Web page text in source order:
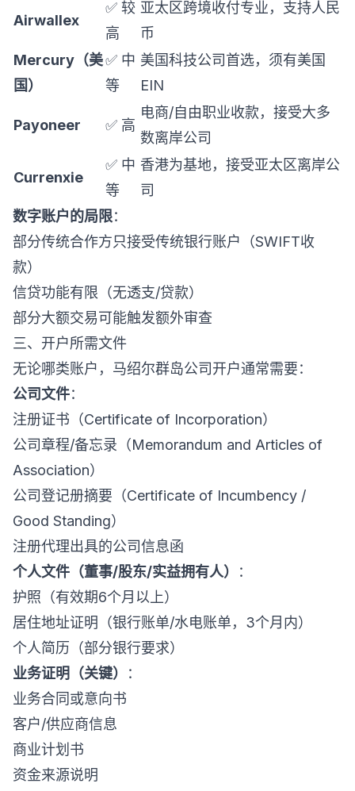
Airwallex
✅ 较
高
亚太区跨境收付专业，支持人民
币
Mercury（美
国）
✅ 中
等
美国科技公司首选，须有美国
EIN
Payoneer ✅ 高
电商/自由职业收款，接受大多
数离岸公司
Currenxie
✅ 中
等
香港为基地，接受亚太区离岸公
司
数字账户的局限：
部分传统合作方只接受传统银行账户（SWIFT收
款）
信贷功能有限（无透支/贷款）
部分大额交易可能触发额外审查
三、开户所需文件
无论哪类账户，马绍尔群岛公司开户通常需要：
公司文件：
注册证书（Certificate of Incorporation）
公司章程/备忘录（Memorandum and Articles of
Association）
公司登记册摘要（Certificate of Incumbency /
Good Standing）
注册代理出具的公司信息函
个人文件（董事/股东/实益拥有人）
：
护照（有效期6个月以上）
居住地址证明（银行账单/水电账单，3个月内）
个人简历（部分银行要求）
业务证明（关键）
：
业务合同或意向书
客户/供应商信息
商业计划书
资金来源说明